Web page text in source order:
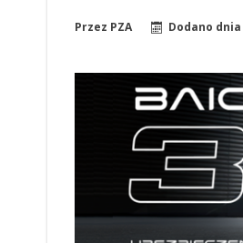
Przez PZA Dodano dnia